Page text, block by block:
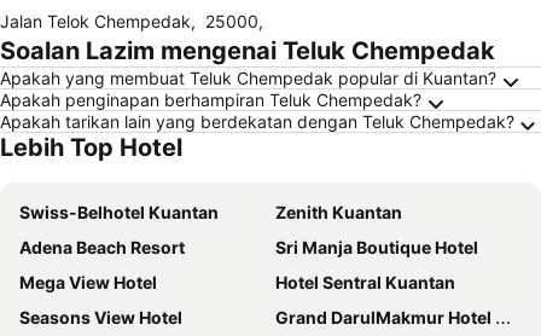
Jalan Telok Chempedak, 25000,
Soalan Lazim mengenai Teluk Chempedak
Apakah yang membuat Teluk Chempedak popular di Kuantan?
Apakah penginapan berhampiran Teluk Chempedak?
Apakah tarikan lain yang berdekatan dengan Teluk Chempedak?
Lebih Top Hotel
Swiss-Belhotel Kuantan
Zenith Kuantan
Adena Beach Resort
Sri Manja Boutique Hotel
Mega View Hotel
Hotel Sentral Kuantan
Seasons View Hotel
Grand DarulMakmur Hotel Kuantan